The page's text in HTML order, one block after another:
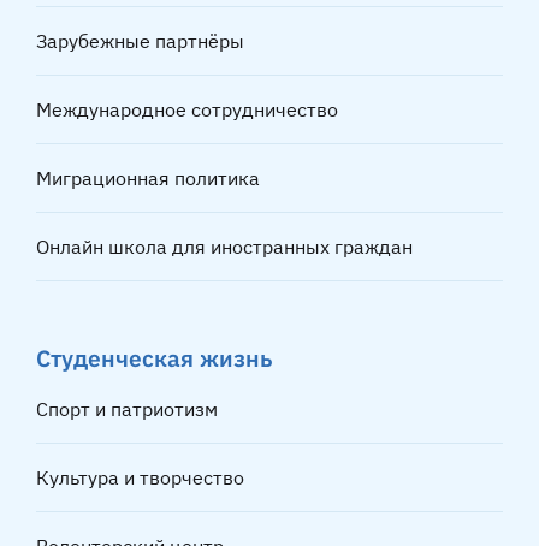
Зарубежные партнёры
Международное сотрудничество
Миграционная политика
Онлайн школа для иностранных граждан
Студенческая жизнь
Спорт и патриотизм
Культура и творчество